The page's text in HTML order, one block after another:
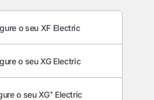
o seu XF Electric
o seu XG Electric
o seu XG⁺ Electric